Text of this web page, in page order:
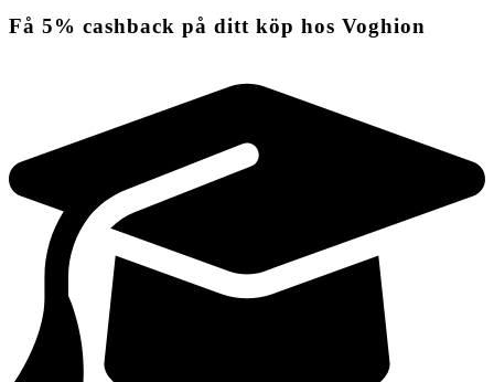
Få 5% cashback på ditt köp hos Voghion